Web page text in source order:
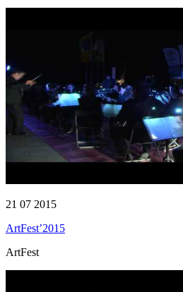
21 07 2015
ArtFest’2015
ArtFest